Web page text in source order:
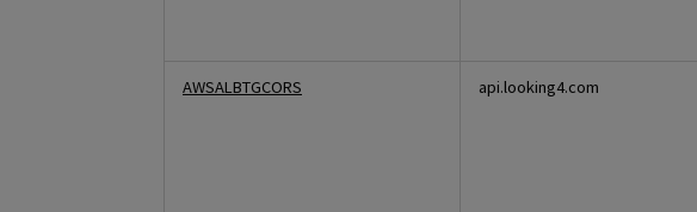
AWSALBTGCORS api.looking4.com